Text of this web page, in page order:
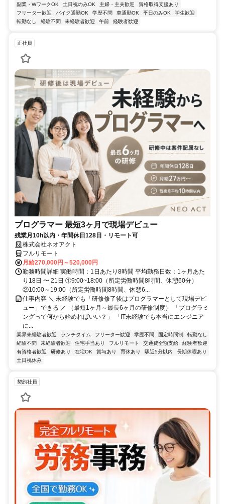
副業・WワークOK
土日祝のみOK 主婦・主夫歓迎
資格取得支援あり
フリーター歓迎
バイク通勤OK 学歴不問 車通勤OK 平日のみOK
学生歓迎
転勤なし
経験不問 未経験者歓迎 午前 経験者歓迎
正社員
プログラマー 最短3ヶ月で現場デビュー
残業月10h以内・年間休日128日・リモート可
株式会社ネオアクト
フルリモート
月給270,000円～520,000円
勤務時間詳細 実働時間：1日あたり8時間 平均勤務日数：1ヶ月あた
り18日 〜 21日 ①9:00~18:00（所定労働時間8時間、休憩60分）
②10:00～19:00（所定労働時間8時間、休憩6...
仕事内容 ＼ 未経験でも「研修修了後はプログラマーとして現場デビ
ュー」できる ／ （最短1ヶ月～最長6ヶ月の研修制度） 「プログラミ
ングって何から始めればいい？」 「IT未経験でも本当にエンジニア
に...
業界未経験者歓迎 ランチタイム フリーター歓迎 学歴不問 固定時間制
転勤なし
経験不問
未経験者歓迎 住宅手当あり フルリモート 交通費全額支給
経験者歓迎
有資格者歓迎
研修あり 在宅OK 賞与あり 育休あり 駅近5分以内
長期休暇あり
土日祝休み
契約社員